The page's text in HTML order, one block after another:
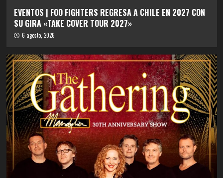
EVENTOS | FOO FIGHTERS REGRESA A CHILE EN 2027 CON
SU GIRA «TAKE COVER TOUR 2027»
6 agosto, 2026